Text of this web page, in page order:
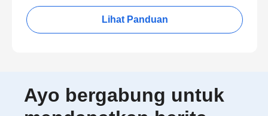
Lihat Panduan
Ayo bergabung untuk